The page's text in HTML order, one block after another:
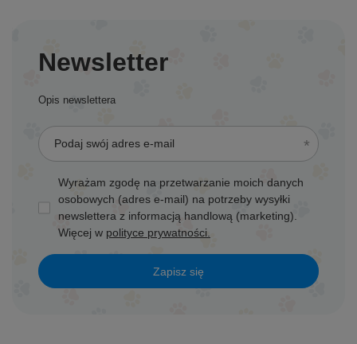
Newsletter
Opis newslettera
Podaj swój adres e-mail
Wyrażam zgodę na przetwarzanie moich danych
osobowych (adres e-mail) na potrzeby wysyłki
newslettera z informacją handlową (marketing).
Więcej w polityce prywatności.
Zapisz się